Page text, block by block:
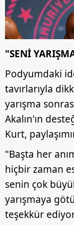
verileriniz
toplumu
kullanılmaktadır.
kılınması ve
reklam/
sınırlı olarak
Çerezlere ilişkin
vasıtasıyla
için Ayarlar
Metnimiziziyaret
6698 sayılı
hazırlanmış
ilgili mevzuata
almak için lütfen
"SENİ
Podyumdaki
tavırlarıyla
yarışma
Akalın'ın
Kurt,
"Başta her
hiçbir zaman
senin çok
yarışmaya
teşekkür